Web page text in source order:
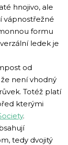
hnojivo, ale
vápnostřežné
formu
ledek je
od
není vhodný
Totéž platí
kterými
.
tedy dvojitý